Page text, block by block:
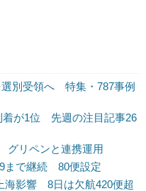
選別受領へ 特集・787事例
着が1位 先週の注目記事26
グリペンと連携運用
まで継続 80便設定
海影響 8日は欠航420便超